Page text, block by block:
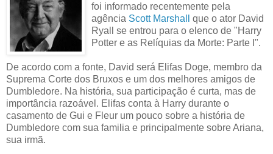
foi informado recentemente pela
agência Scott Marshall
que o ator David
Ryall se entrou para o elenco de "Harry
Potter e as Relíquias da Morte: Parte I".
De acordo com a fonte, David será Elifas Doge, membro da
Suprema Corte dos Bruxos e um dos melhores amigos de
Dumbledore. Na história, sua participação é curta, mas de
importância razoável. Elifas conta à Harry durante o
casamento de Gui e Fleur um pouco sobre a história de
Dumbledore com sua familia e principalmente sobre Ariana,
sua irmã.